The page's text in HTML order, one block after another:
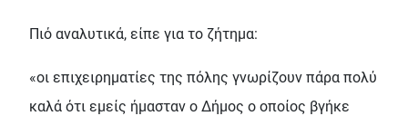
Πιό αναλυτικά, είπε για το ζήτημα:
«οι επιχειρηματίες της πόλης γνωρίζουν πάρα πολύ
καλά ότι εμείς ήμασταν ο Δήμος ο οποίος βγήκε